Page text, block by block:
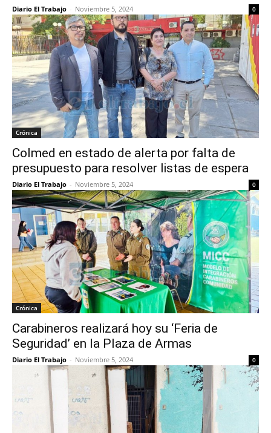
Diario El Trabajo - Noviembre 5, 2024 0
Crónica
Colmed en estado de alerta por falta de
presupuesto para resolver listas de espera
Diario El Trabajo - Noviembre 5, 2024 0
Crónica
Carabineros realizará hoy su ‘Feria de
Seguridad’ en la Plaza de Armas
Diario El Trabajo - Noviembre 5, 2024 0